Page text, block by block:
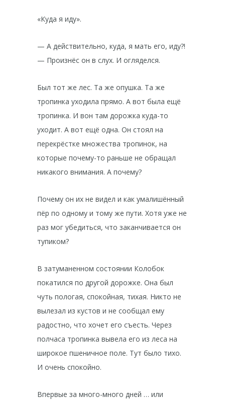
«Куда я иду».
— А действительно, куда, я мать его, иду?!
— Произнёс он в слух. И огляделся.
Был тот же лес. Та же опушка. Та же
тропинка уходила прямо. А вот была ещё
тропинка. И вон там дорожка куда-то
уходит. А вот ещё одна. Он стоял на
перекрёстке множества тропинок, на
которые почему-то раньше не обращал
никакого внимания. А почему?
Почему он их не видел и как умалишённый
пёр по одному и тому же пути. Хотя уже не
раз мог убедиться, что заканчивается он
тупиком?
В затуманенном состоянии Колобок
покатился по другой дорожке. Она был
чуть пологая, спокойная, тихая. Никто не
вылезал из кустов и не сообщал ему
радостно, что хочет его съесть. Через
полчаса тропинка вывела его из леса на
широкое пшеничное поле. Тут было тихо.
И очень спокойно.
Впервые за много-много дней … или